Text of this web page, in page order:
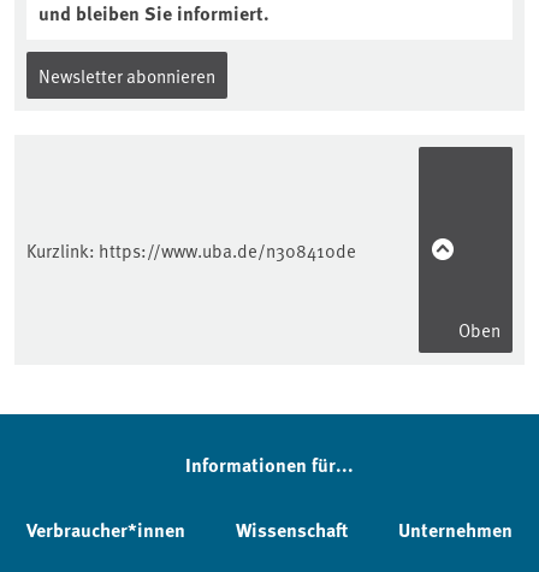
und bleiben Sie informiert.
Newsletter abonnieren
Kurzlink: https://www.uba.de/n308410de
Oben
Informationen für...
Verbraucher*innen Wissenschaft Unternehmen